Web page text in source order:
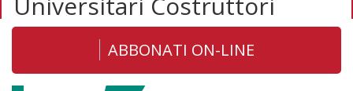
ABBONATI ON-LINE